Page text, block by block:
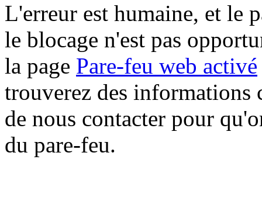
L'erreur est humaine, et le
le blocage n'est pas
la page Pare-feu web activé
trouverez des informations
de nous contacter pour
du pare-feu.